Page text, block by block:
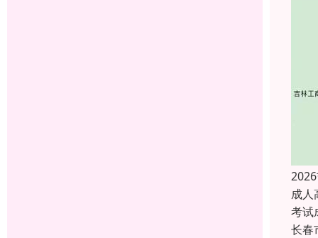
成人
考试
长春